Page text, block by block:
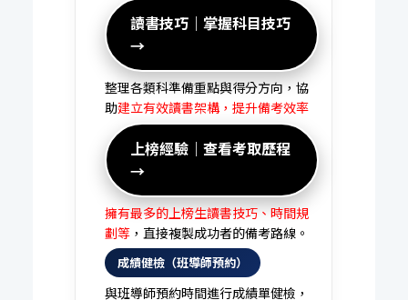
讀書技巧｜掌握科目技巧
→
整理各類科準備重點與得分方向，協
助建立有效讀書架構，提升備考效率
上榜經驗｜查看考取歷程
→
擁有最多的上榜生讀書技巧、時間規
劃等 ，直接複製成功者的備考路線。
成績健檢（班導師預約）
與班導師預約時間進行成績單健檢，